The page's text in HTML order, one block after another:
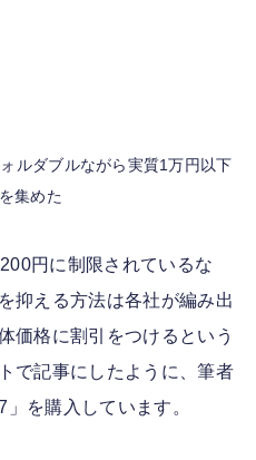
ルダブルながら実質1万円以下
集めた
円に制限されているな
抑える方法は各社が編み出
価格に割引をつけるという
で記事にしたように、筆者
を購入しています。